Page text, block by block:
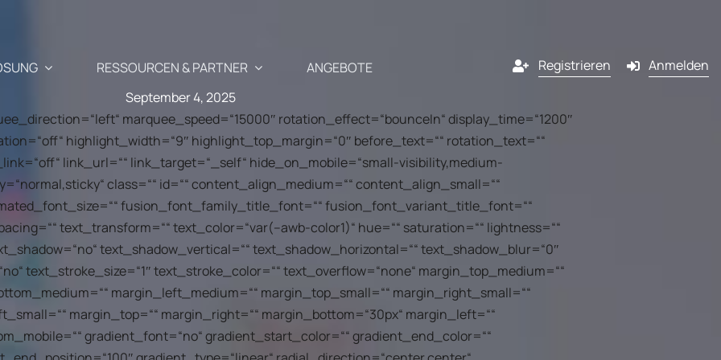
Newsletter-, SMS-
an, die perfekt auf die
abgestimmt sind
Anwendungsfälle
Wiederbelebung des verlassenen
Warenkorbs
Cross-Selling / Up-Selling
Kunden-Geburtstagsmail
Kanäle
E-Mail
SMS
Pop-in
RESSOURCEN & PARTNER
Blog
Ihr E-Commerce & Marketing-Update
mit einem Klick
API – Entwickler 🗗
Partner
Unsere Partner
Warum Partner von
ShopiMind werden?
Treten Sie dem
ANGEBOTE Registrieren
Anmelden
September 4, 2025
marquee_speed=“15000″ rotation_effect=“bounceIn“ display_time=“1200″
highlight_width=“9″ highlight_top_margin=“0″ before_text=““ rotation_text=““
link_url=““ link_target=“_self“ hide_on_mobile=“small-visibility,medium-
class=““ id=““ content_align_medium=““ content_align_small=““
fusion_font_family_title_font=““ fusion_font_variant_title_font=““
text_transform=““ text_color=“var(–awb-color1)“ hue=““ saturation=““ lightness=““
text_shadow_vertical=““ text_shadow_horizontal=““ text_shadow_blur=“0″
text_stroke_size=“1″ text_stroke_color=““ text_overflow=“none“ margin_top_medium=““
margin_left_medium=““ margin_top_small=““ margin_right_small=““
margin_top=““ margin_right=““ margin_bottom=“30px“ margin_left=““
gradient_font=“no“ gradient_start_color=““ gradient_end_color=““